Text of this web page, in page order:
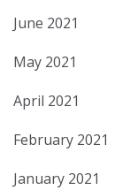
June 2021
May 2021
April 2021
February 2021
January 2021